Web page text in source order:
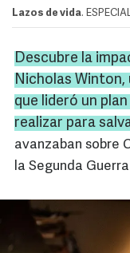
Lazos de vida.
Descubre la
Nicholas Winton,
que lideró un
realizar para
avanzaban sobre
la Segunda